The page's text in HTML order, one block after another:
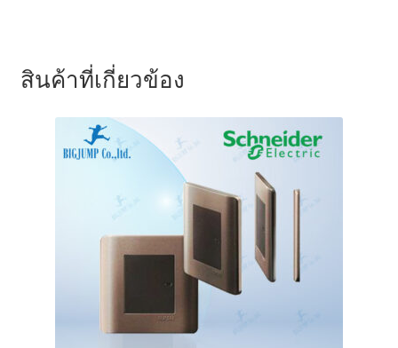
สินค้าที่เกี่ยวข้อง